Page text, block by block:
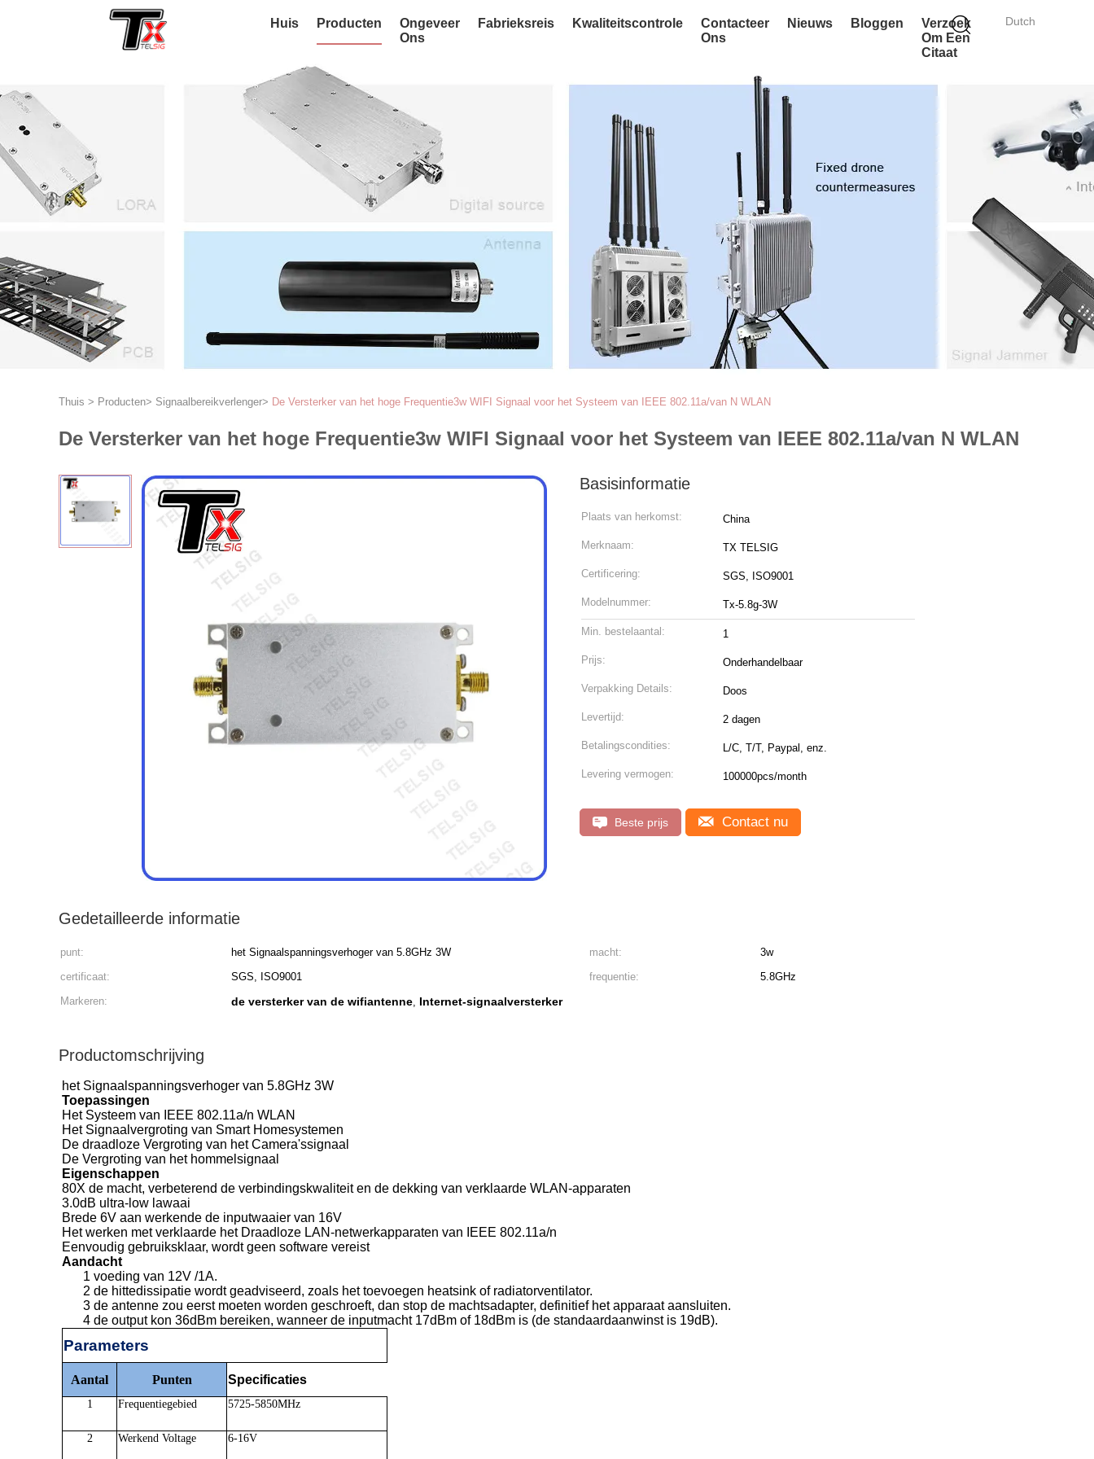
Dutch
Huis Producten
Ongeveer
Ons
Fabrieksreis Kwaliteitscontrole
Contacteer
Ons
Nieuws Bloggen
Verzoek
Om Een
Citaat
Thuis > Producten> Signaalbereikverlenger> De Versterker van het hoge Frequentie3w WIFI Signaal voor het Systeem van IEEE 802.11a/van N WLAN
De Versterker van het hoge Frequentie3w WIFI Signaal voor het Systeem van IEEE 802.11a/van N WLAN
Basisinformatie
Plaats van herkomst: China
Merknaam: TX TELSIG
Certificering: SGS, ISO9001
Modelnummer: Tx-5.8g-3W
Min. bestelaantal: 1
Prijs: Onderhandelbaar
Verpakking Details: Doos
Levertijd: 2 dagen
Betalingscondities: L/C, T/T, Paypal, enz.
Levering vermogen: 100000pcs/month
Beste prijs Contact nu
Gedetailleerde informatie
punt: het Signaalspanningsverhoger van 5.8GHz 3W macht:
3w
certificaat:
SGS, ISO9001 frequentie:
5.8GHz
Markeren:
de versterker van de wifiantenne, Internet-signaalversterker
Productomschrijving
het Signaalspanningsverhoger van 5.8GHz 3W
Toepassingen
Het Systeem van IEEE 802.11a/n WLAN
Het Signaalvergroting van Smart Homesystemen
De draadloze Vergroting van het Camera'ssignaal
De Vergroting van het hommelsignaal
Eigenschappen
80X de macht, verbeterend de verbindingskwaliteit en de dekking van verklaarde WLAN-apparaten
3.0dB ultra-low lawaai
Brede 6V aan werkende de inputwaaier van 16V
Het werken met verklaarde het Draadloze LAN-netwerkapparaten van IEEE 802.11a/n
Eenvoudig gebruiksklaar, wordt geen software vereist
Aandacht
1 voeding van 12V /1A.
2 de hittedissipatie wordt geadviseerd, zoals het toevoegen heatsink of radiatorventilator.
3 de antenne zou eerst moeten worden geschroeft, dan stop de machtsadapter, definitief het apparaat aansluiten.
4 de output kon 36dBm bereiken, wanneer de inputmacht 17dBm of 18dBm is (de standaardaanwinst is 19dB).
Parameters
Aantal Punten Specificaties
1 Frequentiegebied 5725-5850MHz
2 Werkend Voltage 6-16V